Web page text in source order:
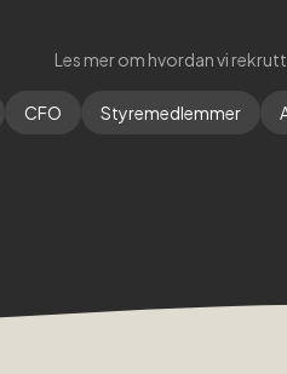
Les mer om hvordan vi
CFO Styremedlemmer